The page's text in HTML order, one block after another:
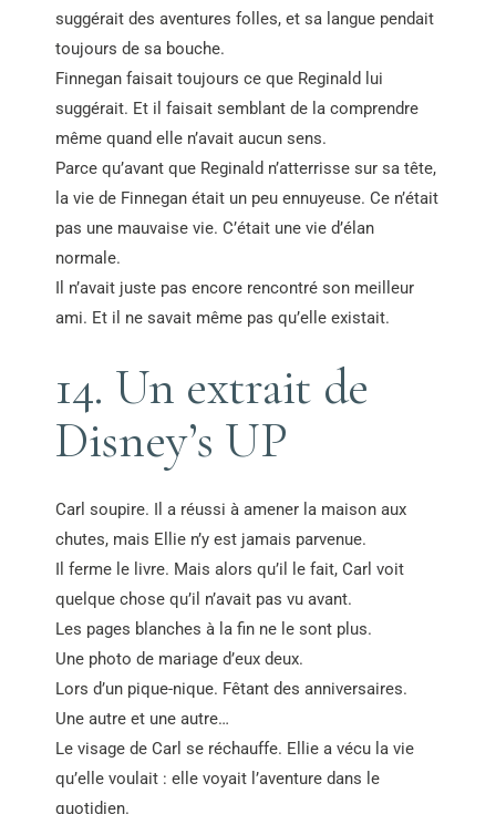
suggérait des aventures folles, et sa langue pendait
toujours de sa bouche.
Finnegan faisait toujours ce que Reginald lui
suggérait. Et il faisait semblant de la comprendre
même quand elle n’avait aucun sens.
Parce qu’avant que Reginald n’atterrisse sur sa tête,
la vie de Finnegan était un peu ennuyeuse. Ce n’était
pas une mauvaise vie. C’était une vie d’élan
normale.
Il n’avait juste pas encore rencontré son meilleur
ami. Et il ne savait même pas qu’elle existait.
14. Un extrait de
Disney’s UP
Carl soupire. Il a réussi à amener la maison aux
chutes, mais Ellie n’y est jamais parvenue.
Il ferme le livre. Mais alors qu’il le fait, Carl voit
quelque chose qu’il n’avait pas vu avant.
Les pages blanches à la fin ne le sont plus.
Une photo de mariage d’eux deux.
Lors d’un pique-nique. Fêtant des anniversaires.
Une autre et une autre…
Le visage de Carl se réchauffe. Ellie a vécu la vie
qu’elle voulait : elle voyait l’aventure dans le
quotidien.